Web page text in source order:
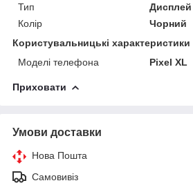
Тип
Дисплей
Колір
Чорний
Користувальницькі характеристики
Моделі телефона
Pixel XL
Приховати
Умови доставки
Нова Пошта
Самовивіз